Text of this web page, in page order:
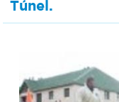
Túnel.